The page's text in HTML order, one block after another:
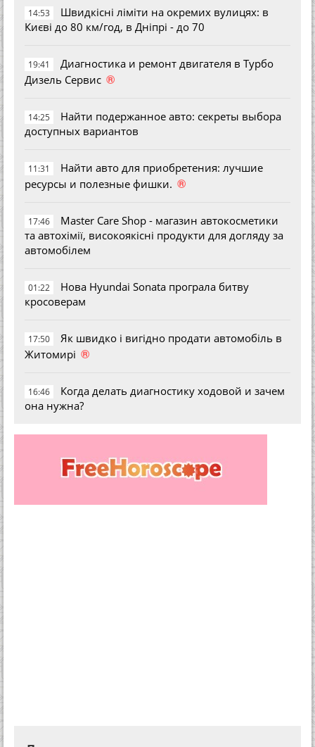
14:53
Швидкісні ліміти на окремих вулицях: в
Києві до 80 км/год, в Дніпрі - до 70
19:41
Диагностика и ремонт двигателя в Турбо
Дизель Сервис ®
14:25
Найти подержанное авто: секреты выбора
доступных вариантов
11:31
Найти авто для приобретения: лучшие
ресурсы и полезные фишки. ®
17:46
Master Care Shop - магазин автокосметики
та автохімії, високоякісні продукти для догляду за
автомобілем
01:22
Нова Hyundai Sonata програла битву
кросоверам
17:50
Як швидко і вигідно продати автомобіль в
Житомирі ®
16:46
Когда делать диагностику ходовой и зачем
она нужна?